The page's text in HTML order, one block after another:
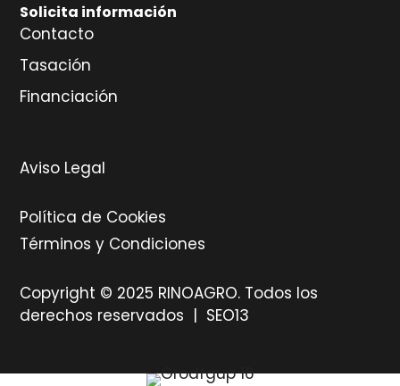
Solicita información
Contacto
Tasación
Financiación
Aviso Legal
Política de Cookies
Términos y Condiciones
Copyright © 2025 RINOAGRO. Todos los
derechos reservados | SEO13